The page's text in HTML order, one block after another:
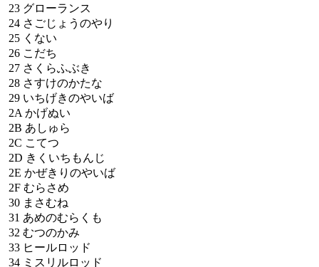
23 グローランス
24 さごじょうのやり
25 くない
26 こだち
27 さくらふぶき
28 さすけのかたな
29 いちげきのやいば
2A かげぬい
2B あしゅら
2C こてつ
2D きくいちもんじ
2E かぜきりのやいば
2F むらさめ
30 まさむね
31 あめのむらくも
32 むつのかみ
33 ヒールロッド
34 ミスリルロッド